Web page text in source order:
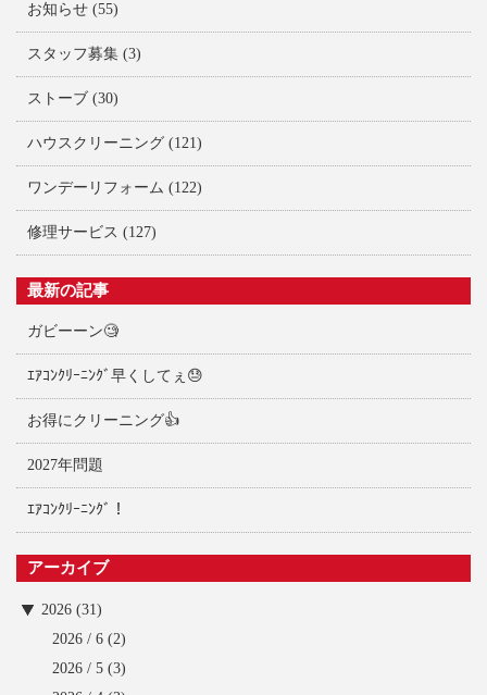
お知らせ (55)
スタッフ募集 (3)
ストーブ (30)
ハウスクリーニング (121)
ワンデーリフォーム (122)
修理サービス (127)
最新の記事
ガビーーン🧐
ｴｱｺﾝｸﾘｰﾆﾝｸﾞ早くしてぇ😓
お得にクリーニング👍
2027年問題
ｴｱｺﾝｸﾘｰﾆﾝｸﾞ！
アーカイブ
2026 (31)
2026 / 6 (2)
2026 / 5 (3)